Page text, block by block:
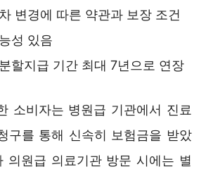
변경에 따른 약관과 보장 조건
성 있음
할지급 기간 최대 7년으로 연장
소비자는 병원급 기관에서 진료
구를 통해 신속히 보험금을 받았
의원급 의료기관 방문 시에는 별